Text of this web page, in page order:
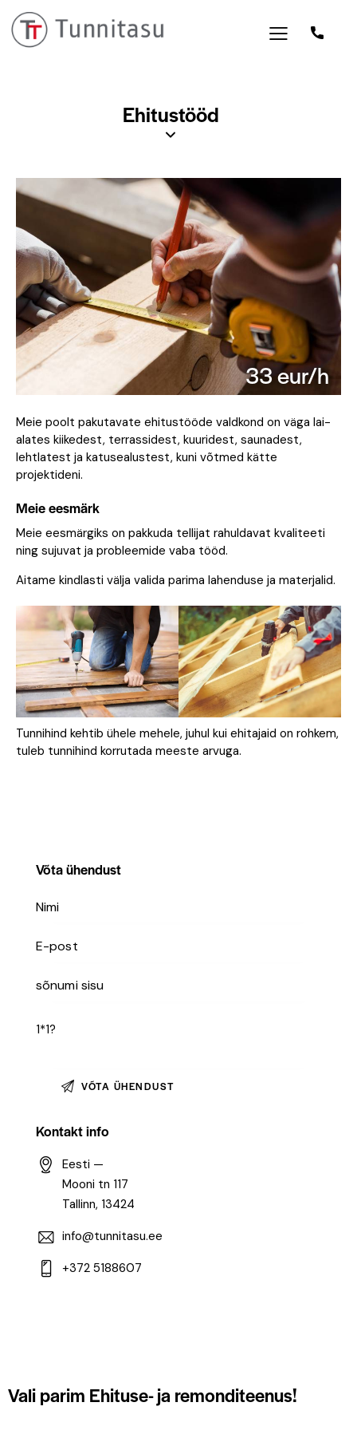
Ehitustööd
33 eur/h
Meie poolt pakutavate ehitustööde valdkond on väga lai-
alates kiikedest, terrassidest, kuuridest, saunadest,
lehtlatest ja katusealustest, kuni võtmed kätte
projektideni.
Meie eesmärk
Meie eesmärgiks on pakkuda tellijat rahuldavat kvaliteeti
ning sujuvat ja probleemide vaba tööd.
Aitame kindlasti välja valida parima lahenduse ja materjalid.
Tunnihind kehtib ühele mehele, juhul kui ehitajaid on rohkem,
tuleb tunnihind korrutada meeste arvuga.
Võta ühendust
1*1?
Kontakt info
Eesti —
Mooni tn 117
Tallinn, 13424
info@tunnitasu.ee
+372 5188607
Vali parim Ehituse- ja remonditeenus!